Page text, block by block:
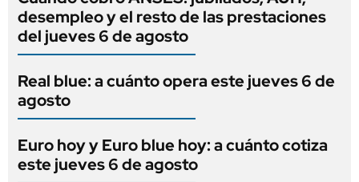
desempleo y el resto de las prestaciones
del jueves 6 de agosto
Real blue: a cuánto opera este jueves 6 de
agosto
Euro hoy y Euro blue hoy: a cuánto cotiza
este jueves 6 de agosto